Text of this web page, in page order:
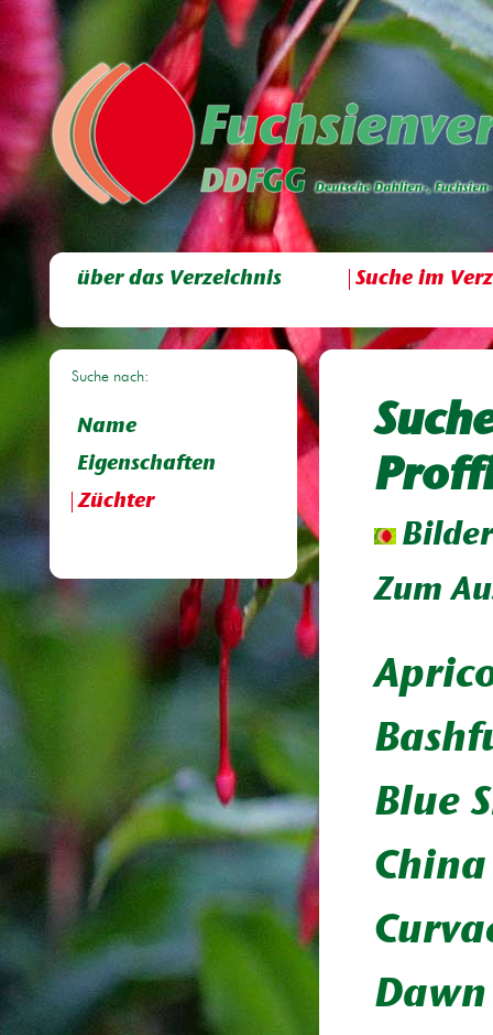
über das Verzeichnis Suche im
Suche nach:
Name
Eigenschaften
Züchter
Zum
Blue
China